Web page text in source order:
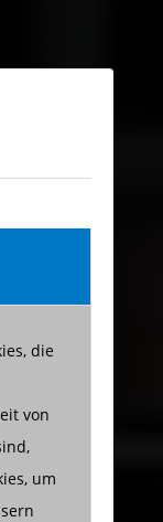
die
von
um